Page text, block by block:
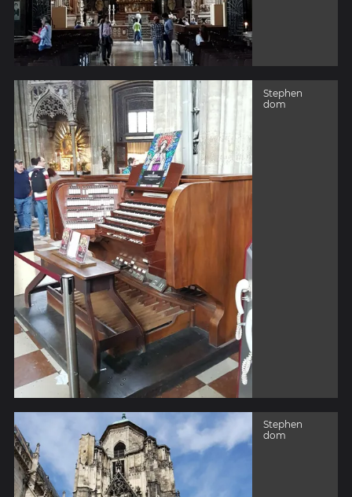
Stephen
dom
Stephen
dom